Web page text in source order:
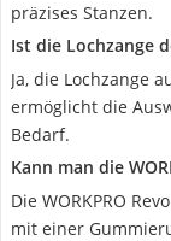
präzises Stanzen.
Ist die Lochzange
Ja, die Lochzange
ermöglicht die
Bedarf.
Kann man die
Die WORKPRO
mit einer